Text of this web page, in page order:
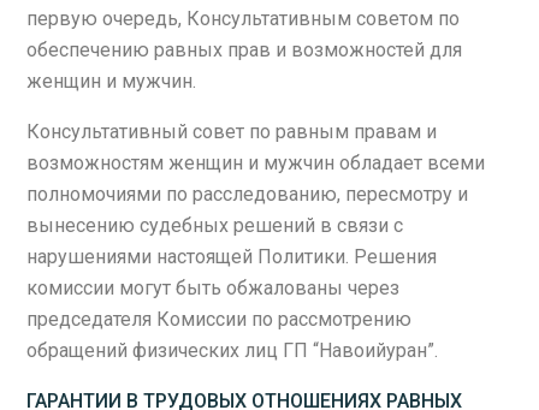
первую очередь, Консультативным советом по
обеспечению равных прав и возможностей для
женщин и мужчин.
Консультативный совет по равным правам и
возможностям женщин и мужчин обладает всеми
полномочиями по расследованию, пересмотру и
вынесению судебных решений в связи с
нарушениями настоящей Политики. Решения
комиссии могут быть обжалованы через
председателя Комиссии по рассмотрению
обращений физических лиц ГП “Навоийуран”.
ГАРАНТИИ В ТРУДОВЫХ ОТНОШЕНИЯХ РАВНЫХ